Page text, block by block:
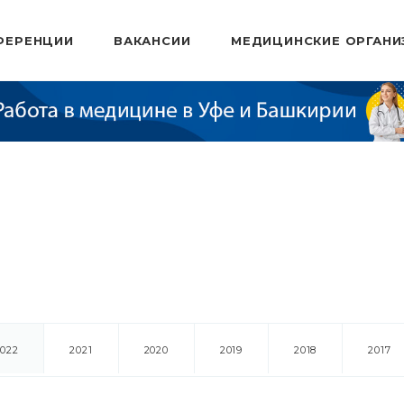
ВАКАНСИИ МЕДИЦИНСКИЕ
2021 2020 2019 2018 2017